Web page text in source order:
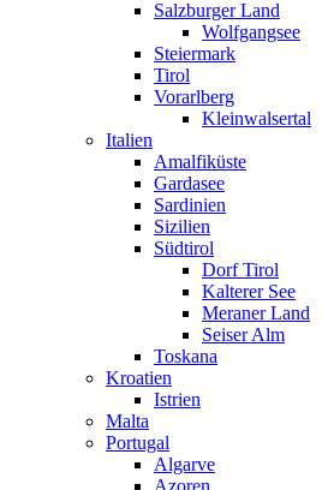
Salzburger Land
Wolfgangsee
Steiermark
Tirol
Vorarlberg
Kleinwalsertal
Italien
Amalfiküste
Gardasee
Sardinien
Sizilien
Südtirol
Dorf Tirol
Kalterer See
Meraner Land
Seiser Alm
Toskana
Kroatien
Istrien
Malta
Portugal
Algarve
Azoren